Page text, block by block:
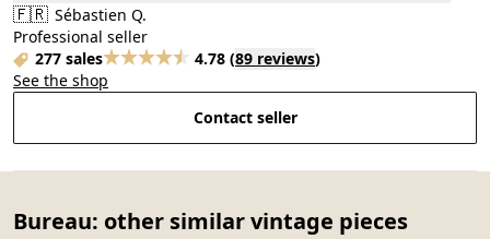
🇫🇷 Sébastien Q.
Professional seller
277 sales
4.78 (89 reviews)
See the shop
Contact seller
Bureau: other similar vintage pieces